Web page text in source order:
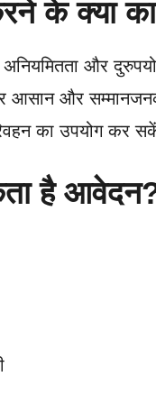
के क्या
और
आसान और
का उपयोग कर
है